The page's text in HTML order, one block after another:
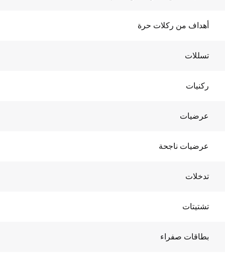
أهداف من ركلات حرة
تسللات
ركنيات
عرضيات
عرضيات ناجحة
تدخلات
تشتيتات
بطاقات صفراء